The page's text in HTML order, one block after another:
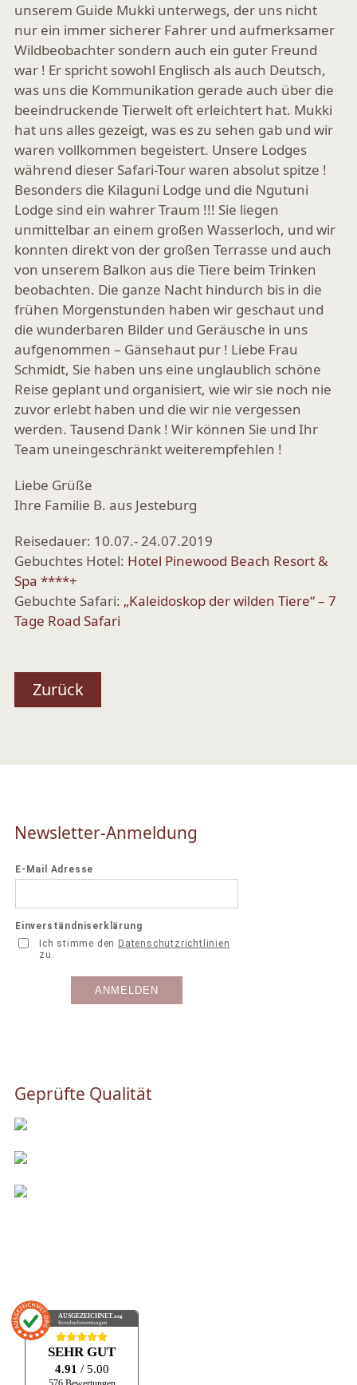
unserem Guide Mukki unterwegs, der uns nicht
nur ein immer sicherer Fahrer und aufmerksamer
Wildbeobachter sondern auch ein guter Freund
war ! Er spricht sowohl Englisch als auch Deutsch,
was uns die Kommunikation gerade auch über die
beeindruckende Tierwelt oft erleichtert hat. Mukki
hat uns alles gezeigt, was es zu sehen gab und wir
waren vollkommen begeistert. Unsere Lodges
während dieser Safari-Tour waren absolut spitze !
Besonders die Kilaguni Lodge und die Ngutuni
Lodge sind ein wahrer Traum !!! Sie liegen
unmittelbar an einem großen Wasserloch, und wir
konnten direkt von der großen Terrasse und auch
von unserem Balkon aus die Tiere beim Trinken
beobachten. Die ganze Nacht hindurch bis in die
frühen Morgenstunden haben wir geschaut und
die wunderbaren Bilder und Geräusche in uns
aufgenommen – Gänsehaut pur ! Liebe Frau
Schmidt, Sie haben uns eine unglaublich schöne
Reise geplant und organisiert, wie wir sie noch nie
zuvor erlebt haben und die wir nie vergessen
werden. Tausend Dank ! Wir können Sie und Ihr
Team uneingeschränkt weiterempfehlen !
Liebe Grüße
Ihre Familie B. aus Jesteburg
Reisedauer: 10.07.- 24.07.2019
Gebuchtes Hotel: Hotel Pinewood Beach Resort &
Spa ****+
Gebuchte Safari: „Kaleidoskop der wilden Tiere“ – 7
Tage Road Safari
Zurück
Newsletter-Anmeldung
Geprüfte Qualität
AUSGEZEICHNET.org
Kundenbewertungen
SEHR GUT
4.91 / 5.00